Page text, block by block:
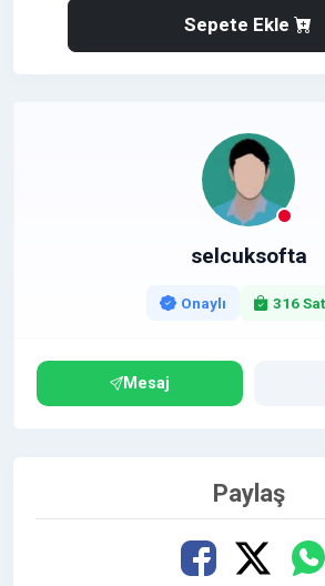
Sepete Ekle
selcuksofta
Onaylı 316
Mesaj
Paylaş